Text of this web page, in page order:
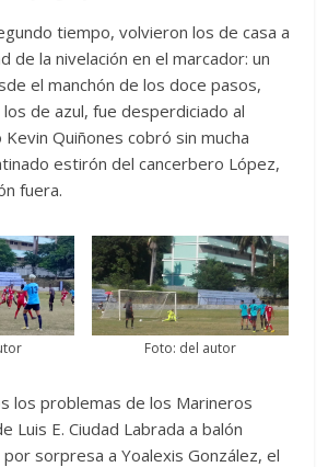
tiempo, volvieron los de casa a
de la nivelación en el marcador: un
el manchón de los doce pasos,
de azul, fue desperdiciado al
Quiñones cobró sin mucha
estirón del cancerbero López,
fuera.
Foto: del autor
los problemas de los Marineros
Luis E. Ciudad Labrada a balón
sorpresa a Yoalexis González, el